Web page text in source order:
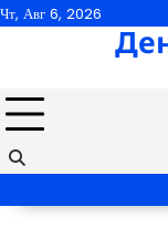
Перейти
Чт, Авг 6, 2026